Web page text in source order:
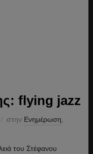
flying jazz
στην Ενημέρωση
του Στέφανου